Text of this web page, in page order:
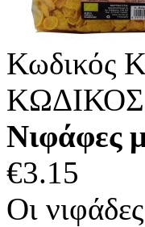
Κωδικός
ΚΩΔΙΚΟΣ
Νιφάφες
€3.15
Οι